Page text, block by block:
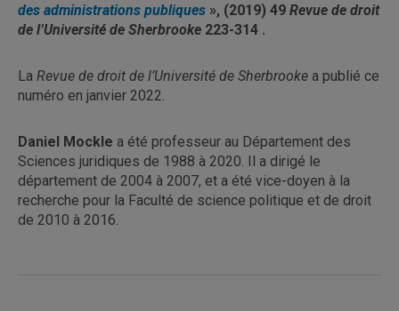
des administrations publiques », (2019) 49 Revue de droit
de l’Université de Sherbrooke 223-314 .
La Revue de droit de l’Université de Sherbrooke a publié ce
numéro en janvier 2022.
Daniel Mockle a été professeur au Département des
Sciences juridiques de 1988 à 2020. Il a dirigé le
département de 2004 à 2007, et a été vice-doyen à la
recherche pour la Faculté de science politique et de droit
de 2010 à 2016.